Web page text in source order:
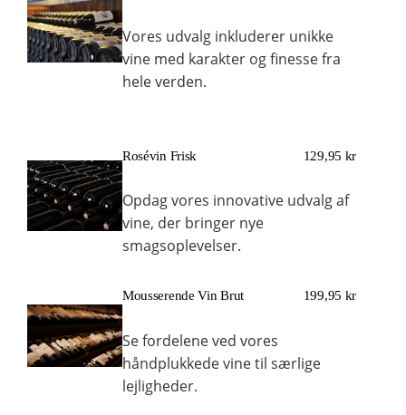
Vores udvalg inkluderer unikke
vine med karakter og finesse fra
hele verden.
Rosévin Frisk 129,95 kr
Opdag vores innovative udvalg af
vine, der bringer nye
smagsoplevelser.
Mousserende Vin Brut 199,95 kr
Se fordelene ved vores
håndplukkede vine til særlige
lejligheder.